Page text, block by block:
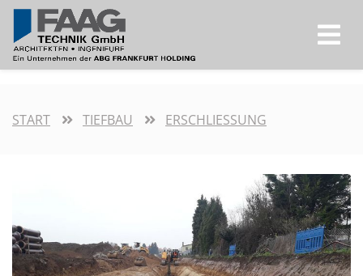
START TIEFBAU ERSCHLIESSUNG